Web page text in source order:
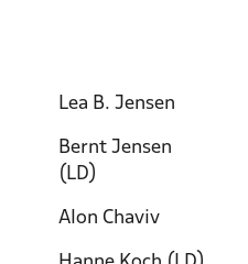
Lea B. Jensen
Bernt Jensen
(LD)
Alon Chaviv